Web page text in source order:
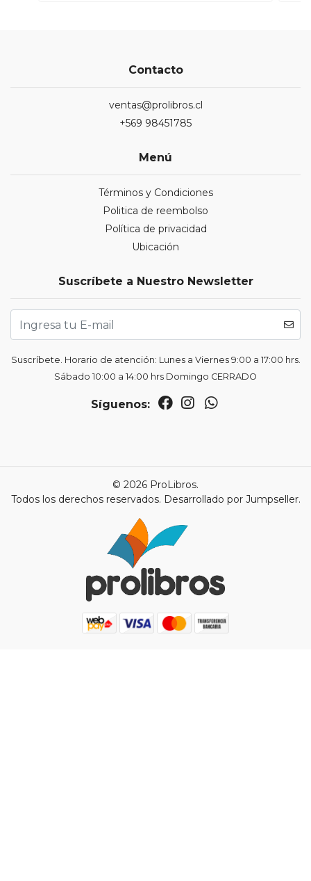
Contacto
ventas@prolibros.cl
+569 98451785
Menú
Términos y Condiciones
Politica de reembolso
Política de privacidad
Ubicación
Suscríbete a Nuestro Newsletter
Suscríbete. Horario de atención: Lunes a Viernes 9:00 a 17:00 hrs.
Sábado 10:00 a 14:00 hrs Domingo CERRADO
Síguenos:
© 2026 ProLibros.
Todos los derechos reservados. Desarrollado por Jumpseller.